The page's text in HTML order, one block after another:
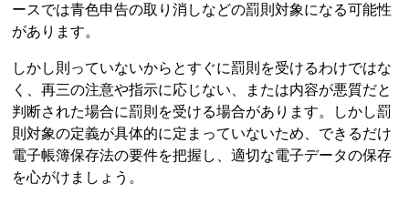
ースでは青色申告の取り消しなどの罰則対象になる可能性
があります。
しかし則っていないからとすぐに罰則を受けるわけではな
く、再三の注意や指示に応じない、または内容が悪質だと
判断された場合に罰則を受ける場合があります。しかし罰
則対象の定義が具体的に定まっていないため、できるだけ
電子帳簿保存法の要件を把握し、適切な電子データの保存
を心がけましょう。